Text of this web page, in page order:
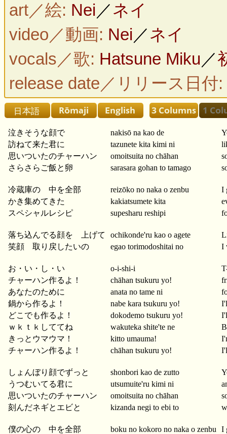
art／絵: Nei／ネイ
video／動画: Nei／ネイ
vocals／歌: Hatsune Miku ／
release date／リリース日付:
泣きそうな顔で nakisō na kao de
訪ねて来た君に
tazunete kita kimi ni
思いついたのチャーハン
omoitsuita no chāhan
さらさらご飯と卵
sarasara gohan to tamago
冷蔵庫の 中を全部 reizōko no naka o zenbu
I
かき集めてきた
kakiatsumete kita
スペシャルレシピ
supesharu reshipi
落ち込んでる顔を 上げて ochikonde'ru kao o agete
笑顔 取り戻したいの
egao torimodoshitai no I
お・い・し・い o-i-shi-i
チャーハン作るよ！
chāhan tsukuru yo!
あなたのために
anata no tame ni
鍋から作るよ！
nabe kara tsukuru yo!
どこでも作るよ！
dokodemo tsukuru yo!
ｗｋｔｋしててね
wakuteka shite'te ne
きっとウマウマ！
kitto umauma!
チャーハン作るよ！
chāhan tsukuru yo!
しょんぼり顔でずっと shonbori kao de zutto
うつむいてる君に
utsumuite'ru kimi ni
思いついたのチャーハン
omoitsuita no chāhan
刻んだネギとエビと
kizanda negi to ebi to
僕の心の 中を全部 boku no kokoro no naka o zenbu
I